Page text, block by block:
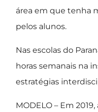
área em que tenha
pelos alunos.
Nas escolas do
horas semanais na
estratégias
MODELO – Em